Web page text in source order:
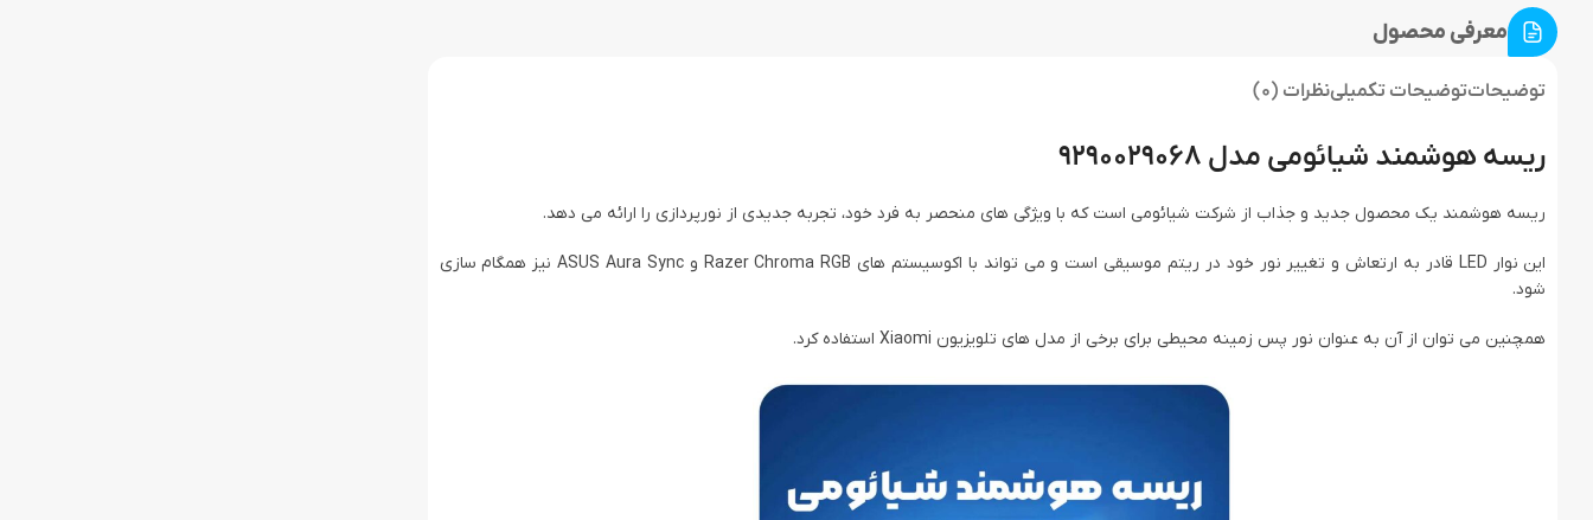
معرفی محصول
توضیحاتتوضیحات تکمیلینظرات (0)
ریسه هوشمند شیائومی مدل 9290029068
ریسه هوشمند یک محصول جدید و جذاب از شرکت شیائومی است که با ویژگی های منحصر به فرد خود، تجربه جدیدی از نورپردازی را ارائه می دهد.
این نوار LED قادر به ارتعاش و تغییر نور خود در ریتم موسیقی است و می تواند با اکوسیستم های Razer Chroma RGB و ASUS Aura Sync نیز همگام سازی
شود.
همچنین می توان از آن به عنوان نور پس زمینه محیطی برای برخی از مدل های تلویزیون Xiaomi استفاده کرد.